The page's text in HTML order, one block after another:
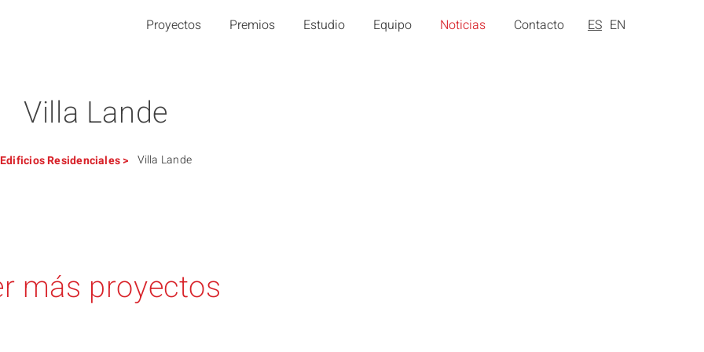
Proyectos Premios Estudio Equipo Noticias Contacto ES EN
Villa Lande
EdificiosResidenciales> Villa Lande
más proyectos